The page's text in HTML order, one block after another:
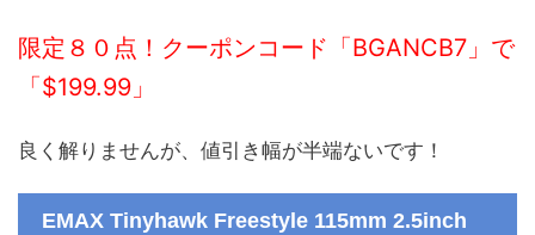
限定８０点！クーポンコード「BGANCB7」で
「$199.99」
良く解りませんが、値引き幅が半端ないです！
EMAX Tinyhawk Freestyle 115mm 2.5inch